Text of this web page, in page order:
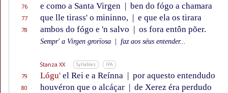
76 e como a Santa Virgen | ben do fógo a chamara
77 que lle tirass' o mininno, | e que ela os tirara
78 ambos do fógo e 'n salvo | os fora entôn põer.
Sempr' a Virgen grorïosa faz aos séus entender...
Stanza XX Syllables IPA
79 Lógu' el Rei e a Reínna | por aquesto entendudo
80 houvéron que o alcáçar | de Xerez éra perdudo